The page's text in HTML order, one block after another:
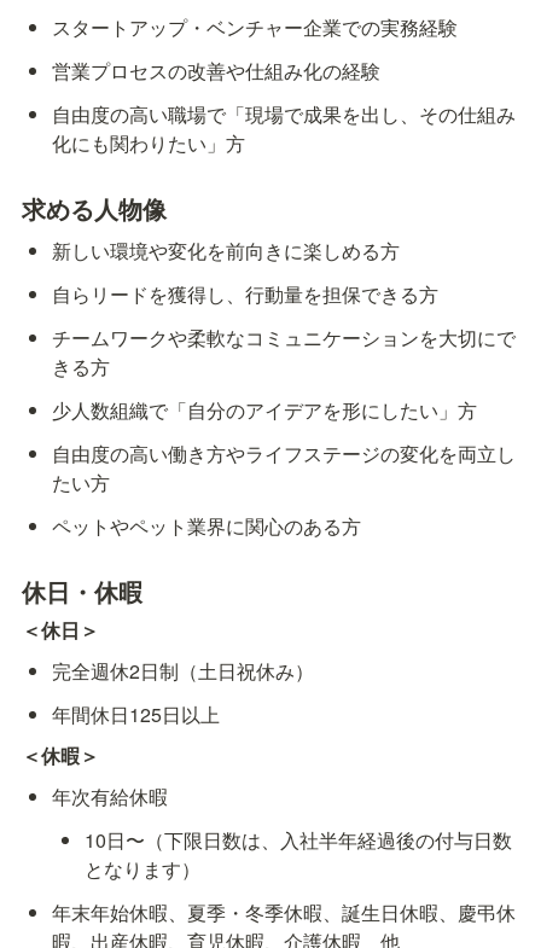
スタートアップ・ベンチャー企業での実務経験
営業プロセスの改善や仕組み化の経験
自由度の高い職場で「現場で成果を出し、その仕組み
化にも関わりたい」方
求める人物像
新しい環境や変化を前向きに楽しめる方
自らリードを獲得し、行動量を担保できる方
チームワークや柔軟なコミュニケーションを大切にで
きる方
少人数組織で「自分のアイデアを形にしたい」方
自由度の高い働き方やライフステージの変化を両立し
たい方
ペットやペット業界に関心のある方
休日・休暇
＜休日＞
完全週休2日制（土日祝休み）
年間休日125日以上
＜休暇＞
年次有給休暇
10日〜（下限日数は、入社半年経過後の付与日数
となります）
年末年始休暇、夏季・冬季休暇、誕生日休暇、慶弔休
暇、出産休暇、育児休暇、介護休暇　他